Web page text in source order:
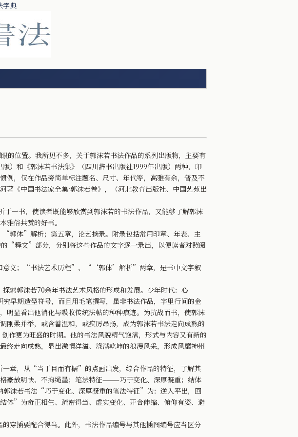
字典
的位置。我所见不多，关于郭沫若书法作品的系列出版物，主要有
）和《郭沫若书法集》（四川辞书出版社1999年出版）两种，印
例，仅在作品旁简单标注题名、尺寸、年代等，高雅有余，普及不
《中国书法家全集·郭沫若卷》，（河北教育出版社、中国艺苑出
一书，使读者既能够欣赏到郭沫若的书法作品，又能够了解郭沫
雅俗共赏的好书。
郭体”解析；第五章，论艺摘录。附录包括常用印章、年表、主
“释文”部分，分别将这些作品的文字逐一录出，以便读者对照阅
义；“书法艺术历程”、“‘郭体’解析”两章，是书中文字叙
郭沫若70余年书法艺术风格的形成和发展。少年时代：心
期造型符号，而且用毛笔撰写，虽非书法作品，字里行间的金
明显看出他消化与吸收传统法帖的种种痕迹。为抗战而书，使郭沫
刚柔并举，或含蓄温和，或疾厉昂扬，成为郭沫若书法走向成熟的
更为旺盛的时期。他的书法风貌精气饱满，形式与内容又有新的
终走向成熟，显出激情洋溢、涤满乾坤的浪漫风采，形成风靡神州
章，从“当于目而有据”的点画出发，综合作品的特征，了解其
豪放明快、不拘绳墨；笔法特征———巧于变化、深厚凝重；结体
沫若书法“巧于变化、深厚凝重的笔法特征”为：逆入平出，回
体”为奇正相生、疏密得当、虚实变化、开合伸缩、俯仰有姿、避
穿插要配合得当。此外，书法作品编号与其他插图编号应当区分